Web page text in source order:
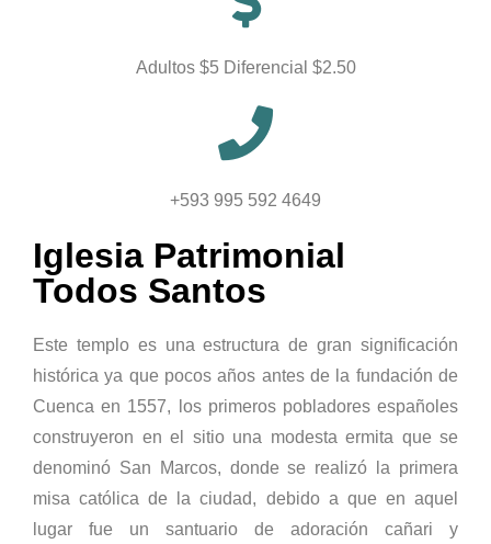
Adultos $5 Diferencial $2.50
+593 995 592 4649
Iglesia Patrimonial
Todos Santos
Este templo es una estructura de gran significación
histórica ya que pocos años antes de la fundación de
Cuenca en 1557, los primeros pobladores españoles
construyeron en el sitio una modesta ermita que se
denominó San Marcos, donde se realizó la primera
misa católica de la ciudad, debido a que en aquel
lugar fue un santuario de adoración cañari y